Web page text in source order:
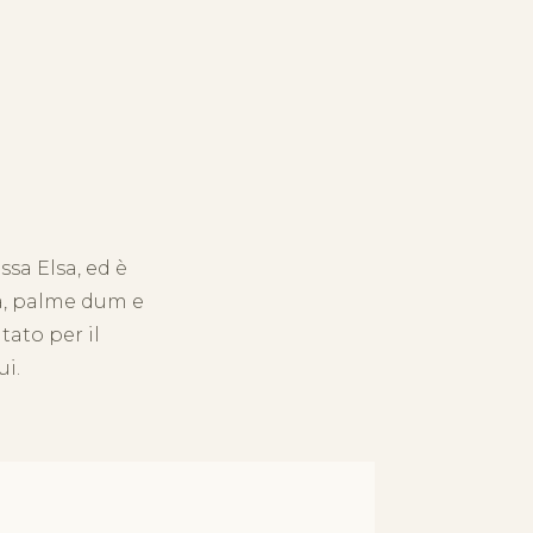
Elsa, ed è
palme dum e
per il